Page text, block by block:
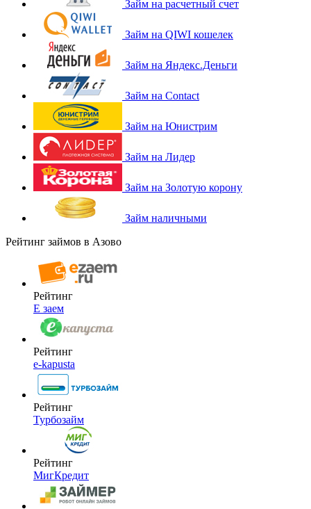
Займ на расчетный счет
Займ на QIWI кошелек
Займ на Яндекс.Деньги
Займ на Contact
Займ на Юнистрим
Займ на Лидер
Займ на Золотую корону
Займ наличными
Рейтинг займов в Азово
Рейтинг
Е заем
Рейтинг
e-kapusta
Рейтинг
Турбозайм
Рейтинг
МигКредит